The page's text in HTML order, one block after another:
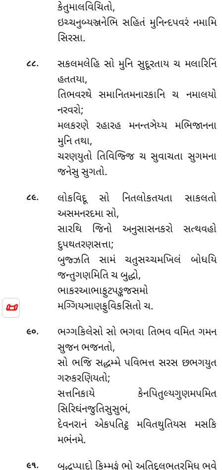
📜
કેતુમાલવિચિતો,
ઇચ્ચનુબ્યઞ્જનેભિ સહિતં મુનિન્દપવરં નમામિ
સિરસા.
૮૮.
સકલમલેહિ સો મુનિ સુદૂરતાય ચ મલારિનિં
હતતયા,
તિભવરથે સમાનિતમનારકાનિ ચ નમાલયો
નરવરો;
મલકરણે રહારહ મનન્તઞેય્ય મભિજાનના
મુનિ તથા,
ચરણયુતો તિવિજ્જિ ચ સુવાચતા સુગમના
જનેસુ સુગતો.
૮૯.
લોકવિદૂ સો નિતલોકતયતા સાકલતો
અસમનરદમા સો,
સારથિ જિનો અનુસાસનકરો સત્થવહો
દુપથતરણસત્તા;
બુજ્ઝતિ સામં ચતુસચ્ચમખિલં બોધયિ
જન્તુગણમિતિ ચ બુદ્ધો,
ભાકરઆભાફુટપઙ્કજસમો
મગ્ગિયઞાણફુવિકસિતો ચ.
૯૦.
ભગ્ગકિલેસો સો ભગવા તિભવ વમિત ગમન
સુજન ભજનતો,
સો ભજિ સદ્ધમ્મે પવિભત્ત સરસ છભગયુત
ગરુકરણિયતો;
સત્તનિકાયે કેનપિતુલ્યગુણમપમિત
સિરિઘંનજુતિસુસુભં,
દેવનરાનં એકપતિટ્ઠ મવિતથુતિયસ મસકિ
મભંનમે.
૯૧. બુદ્ધુપ્પાદો કિમ્મઙ્ગં ભો અતિદુલભતરમિધ ભવે